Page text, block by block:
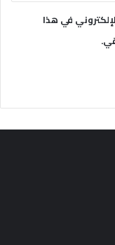
في هذا